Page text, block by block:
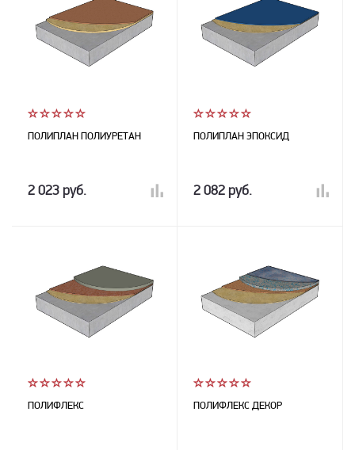
ПОЛИПЛАН ПОЛИУРЕТАН
2 023 руб.
ПОЛИПЛАН ЭПОКСИД
2 082 руб.
ПОЛИФЛЕКС ПОЛИФЛЕКС ДЕКОР